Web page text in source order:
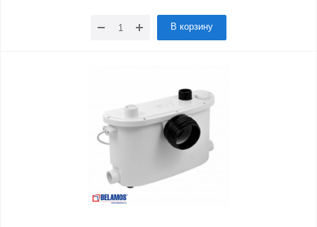
В корзину